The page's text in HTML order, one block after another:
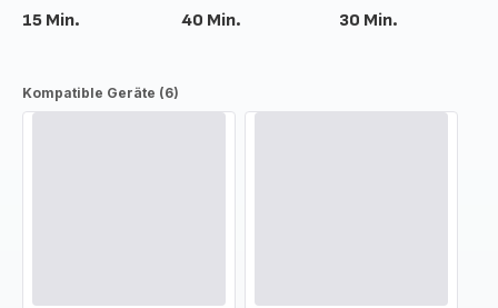
15 Min. 40 Min. 30 Min.
Kompatible Geräte (6)